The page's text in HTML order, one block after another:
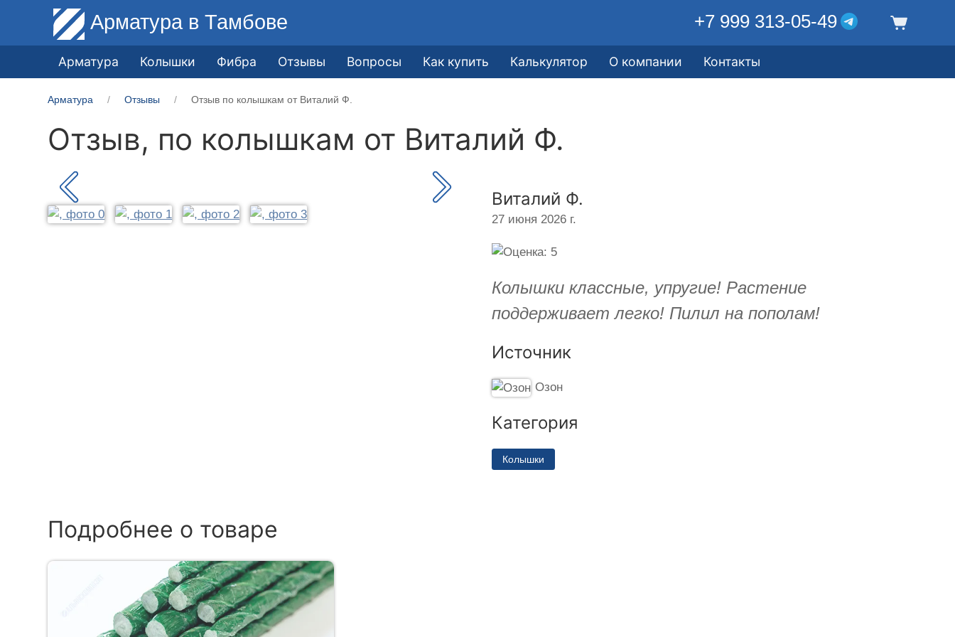
Арматура в Тамбове +7 999 313-05-49
Арматура Колышки Фибра Отзывы Вопросы Как купить Калькулятор О компании Контакты
Арматура Отзывы Отзыв по колышкам от Виталий Ф.
Отзыв, по колышкам от Виталий Ф.
Виталий Ф.
27 июня 2026 г.
Колышки классные, упругие! Растение
поддерживает легко! Пилил на пополам!
Источник
Озон
Категория
Колышки
Подробнее о товаре